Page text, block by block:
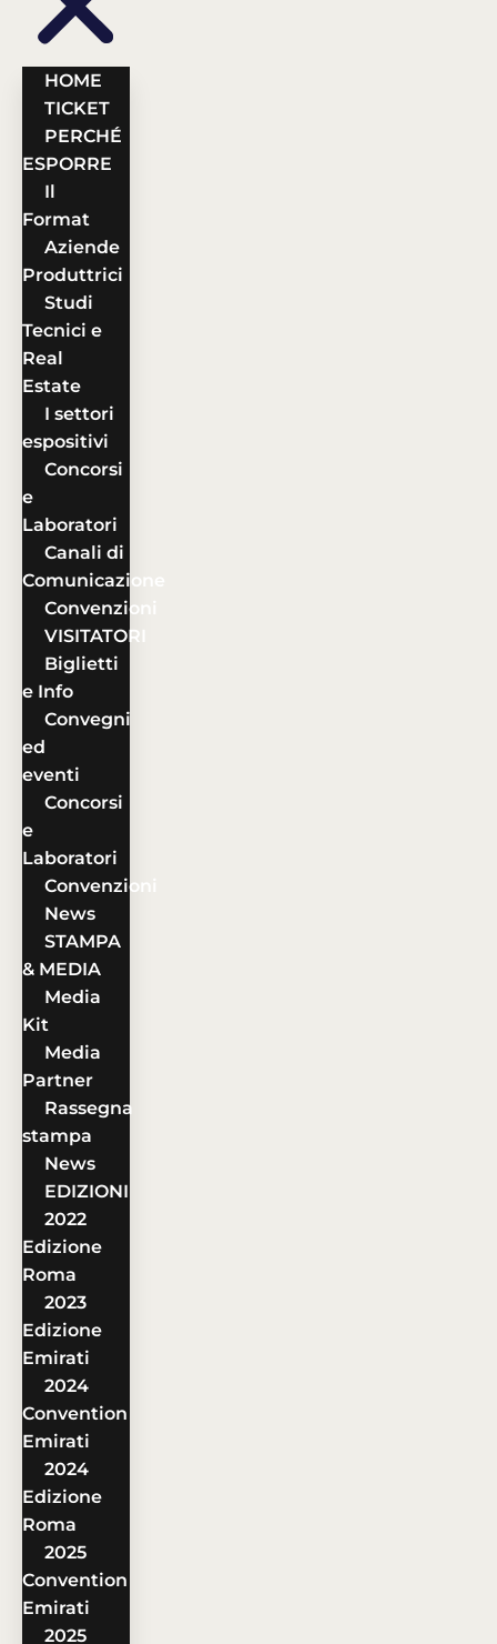
HOME
TICKET
PERCHÉ
ESPORRE
Il
Format
Aziende
Produttrici
Studi
Tecnici e
Real
Estate
I settori
espositivi
Concorsi
e
Laboratori
Canali di
Comunicazione
Convenzioni
VISITATORI
Biglietti
e Info
Convegni
ed
eventi
Concorsi
e
Laboratori
Convenzioni
News
STAMPA
& MEDIA
Media
Kit
Media
Partner
Rassegna
stampa
News
EDIZIONI
2022
Edizione
Roma
2023
Edizione
Emirati
2024
Convention
Emirati
2024
Edizione
Roma
2025
Convention
Emirati
2025